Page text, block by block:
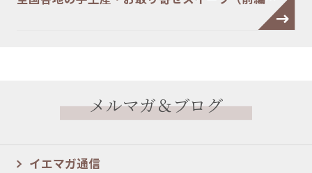
メルマガ＆ブログ
イエマガ通信